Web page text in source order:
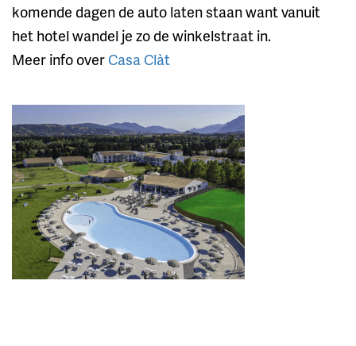
komende dagen de auto laten staan want vanuit
het hotel wandel je zo de winkelstraat in.
Meer info over Casa Clàt